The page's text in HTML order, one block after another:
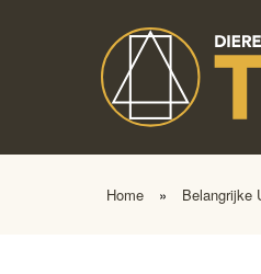
Home » Belangrijke